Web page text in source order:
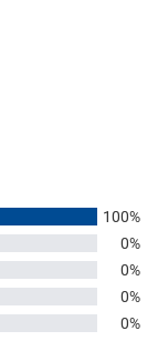
100%
0%
0%
0%
0%